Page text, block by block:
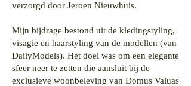
verzorgd door Jeroen Nieuwhuis.
Mijn bijdrage bestond uit de kledingstyling,
visagie en haarstyling van de modellen (van
DailyModels). Het doel was om een elegante
sfeer neer te zetten die aansluit bij de
exclusieve woonbeleving van Domus Valuas